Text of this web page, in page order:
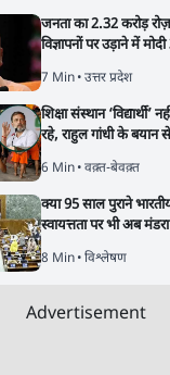
जनता का 2.32 करोड़
विज्ञापनों पर उड़ाने में
7 Min• उत्तर प्रदेश
शिक्षा संस्थान
रहे, राहुल गांधी के बयान
6 Min• वक़्त-बेवक़्त
क्या 95 साल पुराने
स्वायत्तता पर भी अब
8 Min• विश्लेषण
Advertisement